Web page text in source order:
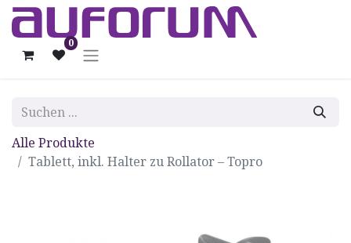
0
Alle Produkte
Tablett, inkl. Halter zu Rollator – Topro